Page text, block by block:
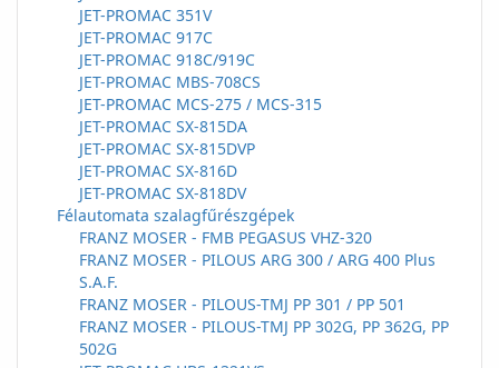
JET-PROMAC 351V
JET-PROMAC 917C
JET-PROMAC 918C/919C
JET-PROMAC MBS-708CS
JET-PROMAC MCS-275 / MCS-315
JET-PROMAC SX-815DA
JET-PROMAC SX-815DVP
JET-PROMAC SX-816D
JET-PROMAC SX-818DV
Félautomata szalagfűrészgépek
FRANZ MOSER - FMB PEGASUS VHZ-320
FRANZ MOSER - PILOUS ARG 300 / ARG 400 Plus
S.A.F.
FRANZ MOSER - PILOUS-TMJ PP 301 / PP 501
FRANZ MOSER - PILOUS-TMJ PP 302G, PP 362G, PP
502G